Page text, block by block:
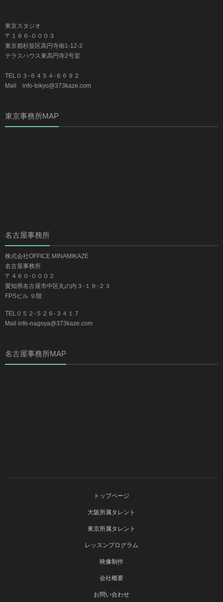
東京スタジオ
〒１６６-０００３
東京都杉並区高円寺南1-12-2
テラスハウス東高円寺2号室
TEL０３-６４５４-６６９２
Mail info-tokyo@373kaze.com
東京事務所MAP
名古屋事務所
株式会社OFFICE MINAMIKAZE
名古屋事務所
〒４６０-０００２
愛知県名古屋市中区丸の内３-１９-２３
FPSビル ９階
TEL０５２-５２６-３４１７
Mail info-nagoya@373kaze.com
名古屋事務所MAP
トップページ
大阪所属タレント
東京所属タレント
レッスンプログラム
映像制作
会社概要
お問い合わせ